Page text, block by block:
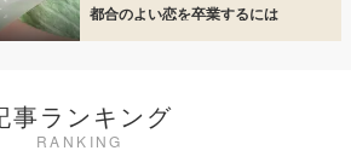
都合のよい恋を卒業するには
事ランキング
RANKING